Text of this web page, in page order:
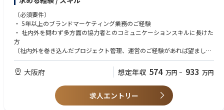
• Analyze and develop business cases in collaboration with Finance to as
sess return on investment;
• Turn investments into Growth: define and ensure execution of the marke
ting plan and all required marketing activities with appropriate planning,
drive, and excellence in execution. These marketing duties including Voic
e-of-Customer, product definitions when required, definition and executi
on of launch plans, communication plans & materials, educational and
scientific events, etc.;
• Participate in the Medical Advisory Boards to gather proper customer in
puts and voice-of-customer during product/technology/clinical/marketi
ng development;
• Work with the key multi-functional experts to define critical go-to-mark
（必須要件）
・ 5年以上のブランドマーケティング業務のご経験
・ 社内外を問わず多方面の協力者とのコミュニケーションスキルに長けた
方
（社内外を巻き込んだプロジェクト管理、運営のご経験があれば望まし
い）
・ビジネス分析・販売計画，損益計画の立案ができる方
・OTC医薬品、コンシューマー・ヘルスケア商品等のブランド育成や販売
に従事したご経験
・担当製品のマス広告を含むプロモーションのご経験
大阪府 想定年収 574 万円 ~ 933 万円
求人エントリー